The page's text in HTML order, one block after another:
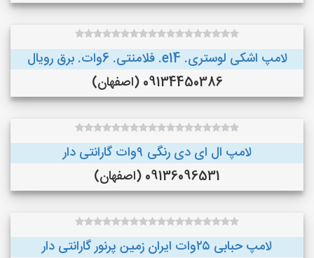
لامپ اشکی لوستری. e14. فلامنتی. 6وات. برق رویال
09134450386 (اصفهان)
لامپ ال ای دی رنگی ۹وات گارانتی دار
09136096531 (اصفهان)
لامپ حبابی ۲۵وات ایران زمین پرنور گارانتی دار